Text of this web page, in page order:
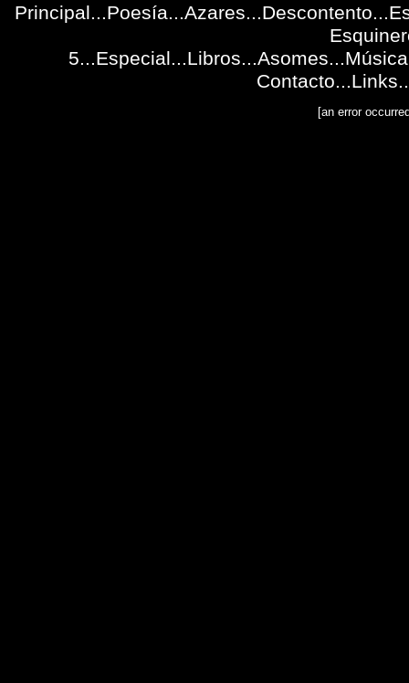
Principal...Poesía...Azares...Descontento...
5...Especial...Libros...Asomes...Música
Contacto...Links
[an error